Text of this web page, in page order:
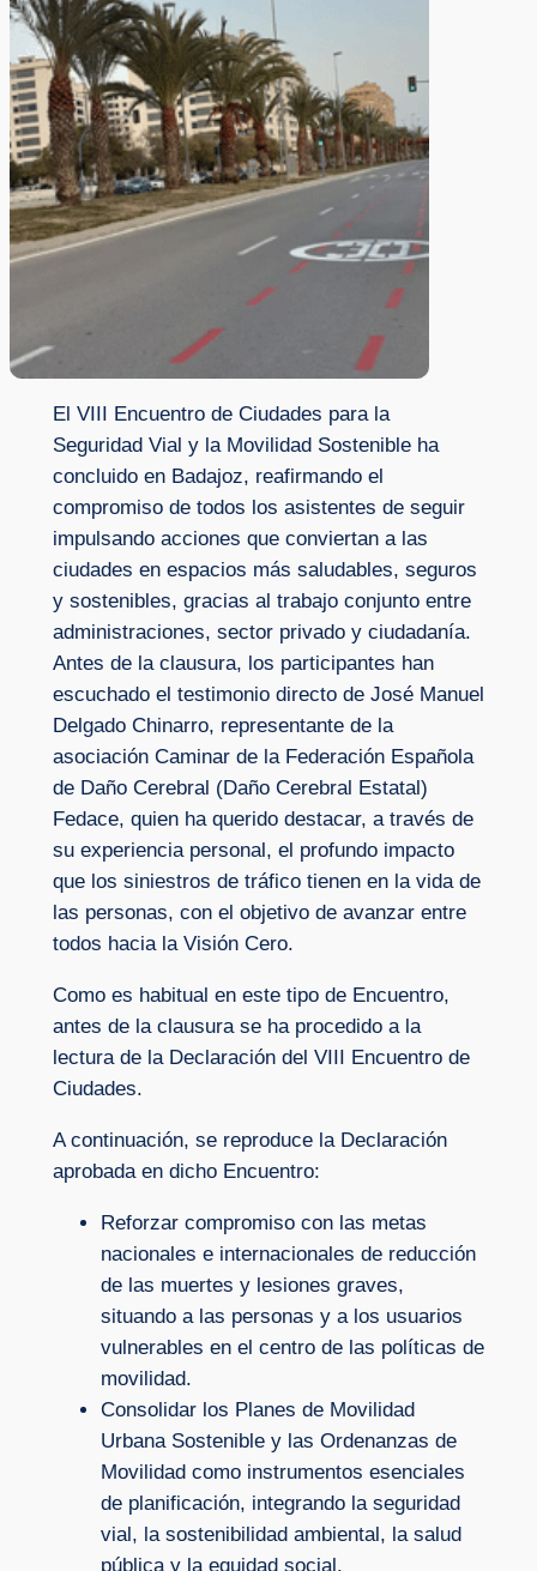
El VIII Encuentro de Ciudades para la
Seguridad Vial y la Movilidad Sostenible ha
concluido en Badajoz, reafirmando el
compromiso de todos los asistentes de seguir
impulsando acciones que conviertan a las
ciudades en espacios más saludables, seguros
y sostenibles, gracias al trabajo conjunto entre
administraciones, sector privado y ciudadanía.
Antes de la clausura, los participantes han
escuchado el testimonio directo de José Manuel
Delgado Chinarro, representante de la
asociación Caminar de la Federación Española
de Daño Cerebral (Daño Cerebral Estatal)
Fedace, quien ha querido destacar, a través de
su experiencia personal, el profundo impacto
que los siniestros de tráfico tienen en la vida de
las personas, con el objetivo de avanzar entre
todos hacia la Visión Cero.
Como es habitual en este tipo de Encuentro,
antes de la clausura se ha procedido a la
lectura de la Declaración del VIII Encuentro de
Ciudades.
A continuación, se reproduce la Declaración
aprobada en dicho Encuentro:
Reforzar compromiso con las metas
nacionales e internacionales de reducción
de las muertes y lesiones graves,
situando a las personas y a los usuarios
vulnerables en el centro de las políticas de
movilidad.
Consolidar los Planes de Movilidad
Urbana Sostenible y las Ordenanzas de
Movilidad como instrumentos esenciales
de planificación, integrando la seguridad
vial, la sostenibilidad ambiental, la salud
pública y la equidad social.